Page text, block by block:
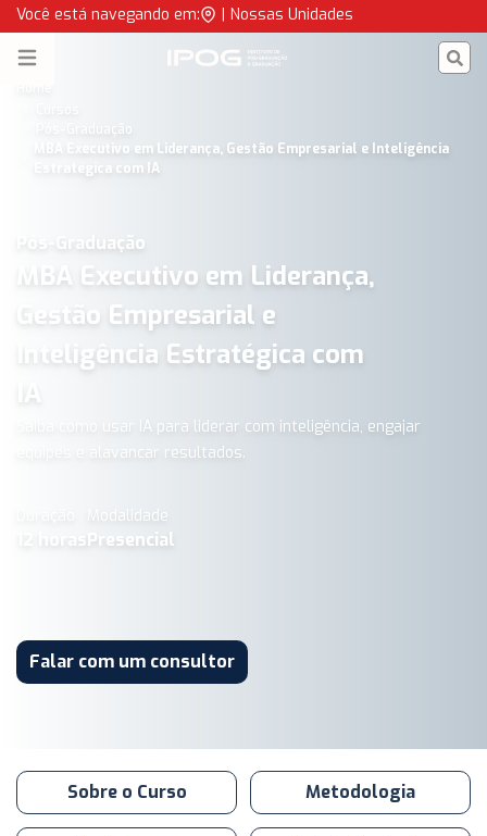
Você está navegando em: | Nossas Unidades
Open menu IPOG
Pós-Graduação
MBA Executivo em Liderança, Gestão Empresarial e Inteligência
Estratégica com IA
Pós-Graduação
MBA Executivo em Liderança,
Gestão Empresarial e
Inteligência Estratégica com
IA
Saiba como usar IA para liderar com inteligência, engajar
equipes e alavancar resultados.
horas
Modalidade
Presencial
Falar com um consultor
Sobre o Curso Metodologia
Executivo em Liderança, Gestão Empresarial e Inteligência